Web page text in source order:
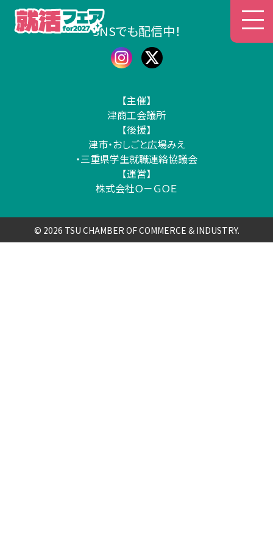
津商工会議所 就活
SNSでも配信中！
【主催】
津商工会議所
【後援】
津市・おしごと広場みえ
・三重県学生就職連絡協議会
【運営】
株式会社Ｏ－ＧＯＥ
© 2026 TSU CHAMBER OF COMMERCE & INDUSTRY.